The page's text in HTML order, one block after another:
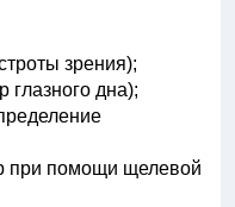
зрения);
глазного дна);
при помощи щелевой